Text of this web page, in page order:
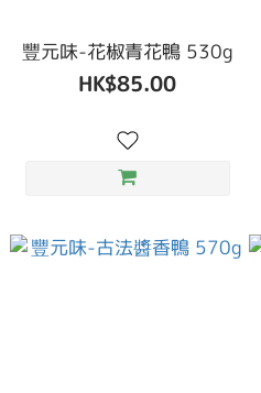
豐元味-花椒青花鴨 530g
HK$85.00